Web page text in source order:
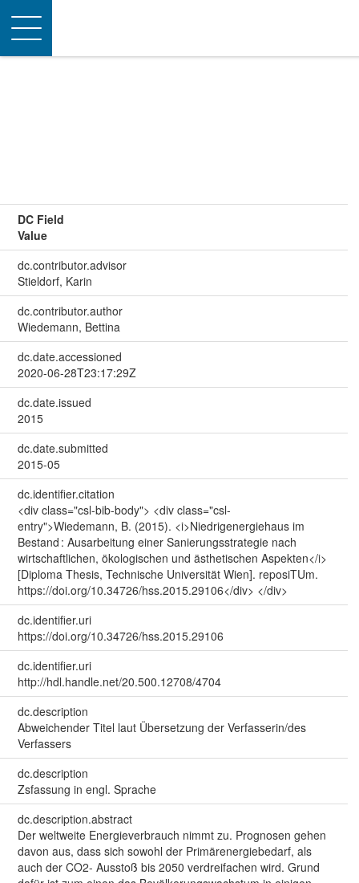
Toggle
navigation
DC Field
Value
dc.contributor.advisor
Stieldorf, Karin
dc.contributor.author
Wiedemann, Bettina
dc.date.accessioned
2020-06-28T23:17:29Z
dc.date.issued
2015
dc.date.submitted
2015-05
dc.identifier.citation
<div class="csl-bib-body"> <div class="csl-
entry">Wiedemann, B. (2015). <i>Niedrigenergiehaus im
Bestand : Ausarbeitung einer Sanierungsstrategie nach
wirtschaftlichen, ökologischen und ästhetischen Aspekten</i>
[Diploma Thesis, Technische Universität Wien]. reposiTUm.
https://doi.org/10.34726/hss.2015.29106</div> </div>
dc.identifier.uri
https://doi.org/10.34726/hss.2015.29106
dc.identifier.uri
http://hdl.handle.net/20.500.12708/4704
dc.description
Abweichender Titel laut Übersetzung der Verfasserin/des
Verfassers
dc.description
Zsfassung in engl. Sprache
dc.description.abstract
Der weltweite Energieverbrauch nimmt zu. Prognosen gehen
davon aus, dass sich sowohl der Primärenergiebedarf, als
auch der CO2- Ausstoß bis 2050 verdreifachen wird. Grund